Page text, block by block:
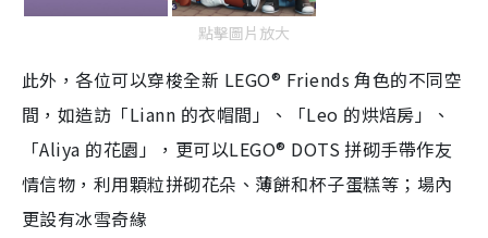
點擊圖片放大
此外，各位可以穿梭全新 LEGO® Friends 角色的不同空
間，如造訪「Liann 的衣帽間」、「Leo 的烘焙房」、
「Aliya 的花園」，更可以LEGO® DOTS 拼砌手帶作友
情信物，利用顆粒拼砌花朵、薄餅和杯子蛋糕等；場內
更設有冰雪奇緣